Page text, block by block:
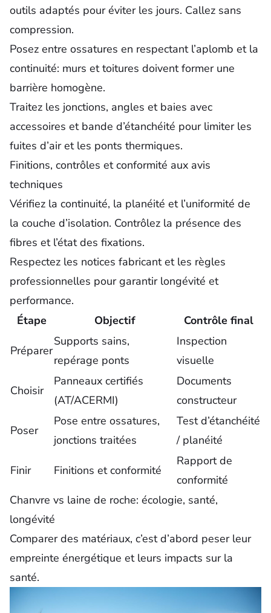
outils adaptés pour éviter les jours. Callez sans
compression.
Posez entre ossatures en respectant l’aplomb et la
continuité: murs et toitures doivent former une
barrière homogène.
Traitez les jonctions, angles et baies avec
accessoires et bande d’étanchéité pour limiter les
fuites d’air et les ponts thermiques.
Finitions, contrôles et conformité aux avis
techniques
Vérifiez la continuité, la planéité et l’uniformité de
la couche d’isolation. Contrôlez la présence des
fibres et l’état des fixations.
Respectez les notices fabricant et les règles
professionnelles pour garantir longévité et
performance.
Étape
Objectif Contrôle final
Préparer
Supports sains,
repérage ponts
Inspection
visuelle
Choisir
Panneaux certifiés
(AT/ACERMI)
Documents
constructeur
Poser
Pose entre ossatures,
jonctions traitées
Test d’étanchéité
/ planéité
Finir Finitions et conformité
Rapport de
conformité
Chanvre vs laine de roche: écologie, santé,
longévité
Comparer des matériaux, c’est d’abord peser leur
empreinte énergétique et leurs impacts sur la
santé.